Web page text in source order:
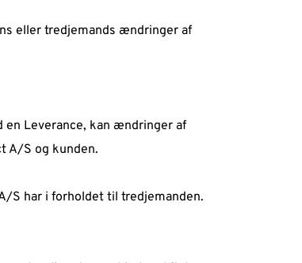
eller tredjemands ændringer af
en Leverance, kan ændringer af
A/S og kunden.
S har i forholdet til tredjemanden.